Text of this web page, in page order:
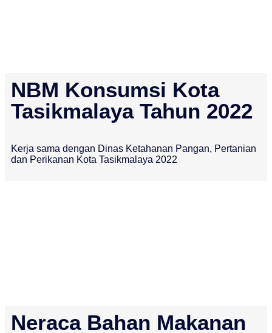
NBM Konsumsi Kota
Tasikmalaya Tahun 2022
Kerja sama dengan Dinas Ketahanan Pangan, Pertanian
dan Perikanan Kota Tasikmalaya 2022
Neraca Bahan Makanan